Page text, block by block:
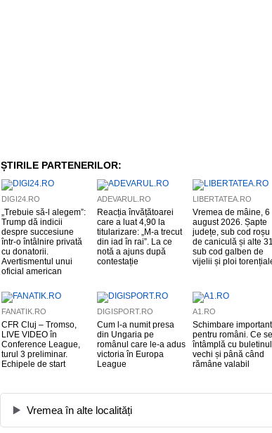
ȘTIRILE PARTENERILOR:
DIGI24.RO
„Trebuie să-l alegem”:
Trump dă indicii
despre succesiune
într-o întâlnire privată
cu donatorii.
Avertismentul unui
oficial american
ADEVARUL.RO
Reacția învățătoarei
care a luat 4,90 la
titularizare: „M-a trecut
din iad în rai”. La ce
notă a ajuns după
contestație
LIBERTATEA.RO
Vremea de mâine, 6
august 2026. Șapte
județe, sub cod roșu
de caniculă și alte
sub cod galben de
vijelii și ploi
FANATIK.RO
CFR Cluj – Tromso,
LIVE VIDEO în
Conference League,
turul 3 preliminar.
Echipele de start
DIGISPORT.RO
Cum l-a numit presa
din Ungaria pe
românul care le-a adus
victoria în Europa
League
A1.RO
Schimbare
pentru români. Ce se
întâmplă cu buletinul
vechi și până când
rămâne valabil
Vremea în alte localități